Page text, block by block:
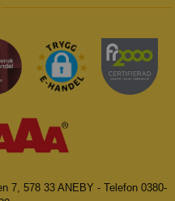
7, 578 33 ANEBY - Telefon 0380-